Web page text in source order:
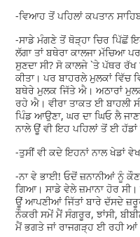
-ਵਿਆਹ ਤੋਂ ਪਹਿਲਾਂ ਕਪਤਾਨ
-ਸਾਡੇ ਮੰਗਣੇ ਤੋਂ ਥੋੜ੍ਹਾ ਚਿਰ ਪਿੱਛੋਂ
ਲੱਗਾ ਤਾਂ ਬਥੇਰਾ ਕਾਲਜਾ ਮੱਚਿਆ
ਸੁਣਦਾ ਸੀ? ਸੋ ਕਾਲਜੇ `ਤੇ ਪੱਥਰ
ਕੀਤਾ। ਪਰ ਬਾਹਰਲੇ ਮੁਲਕਾਂ
ਬਥੇਰੇ ਮੁਲਕ ਜਿੱਤੇ ਐ। ਅਠਾਰਾਂ
ਰਹੇ ਐ। ਵੀਰਾ ਤਾਕਤ ਈ ਬਾਹਲੀ
ਪਿੰਡ ਆਉਣਾ, ਘਰ ਦਾ ਘਿਓ ਲੈ
ਨਾਲੇ ਊਂ ਵੀ ਇਹ ਪਹਿਲਾਂ ਤੋਂ ਈ ਹੱਡਾਂ
-ਤੁਸੀਂ ਵੀ ਕਦੇ ਇਹਨਾਂ ਨਾਲ ਖੇਡਾਂ
-ਨਾ ਵੇ ਭਾਈ! ਓਦੋਂ ਜ਼ਨਾਨੀਆਂ ਨੂੰ
ਗਿਆ। ਸਾਡੇ ਵੇਲੇ ਜ਼ਮਾਨਾ ਹੋਰ
ਊਂ ਆਪਣੀਆਂ ਜਿੱਤਾਂ ਬਾਰੇ ਦੱਸਦੇ
ਨੌਕਰੀ ਸਮੇਂ ਮੈਂ ਸੰਗਰੂਰ, ਝਾਂਸੀ,
ਮੈਂ ਭਗਤੇ ਜਾਂ ਰਾਜਗੜ੍ਹ ਈ ਰਹੀ